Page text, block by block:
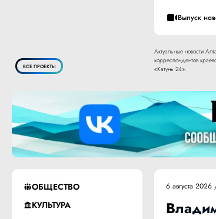
ВСЕ ПРОЕКТЫ
Выпуск
Актуальные новости
корреспондентов
«Катунь 24».
ОБЩЕСТВО
КУЛЬТУРА
6 августа 2026